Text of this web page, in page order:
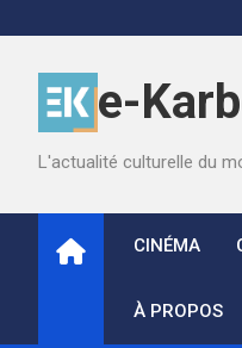
to
content
e-
L'actualité culturelle du
CINÉMA
À PROPOS